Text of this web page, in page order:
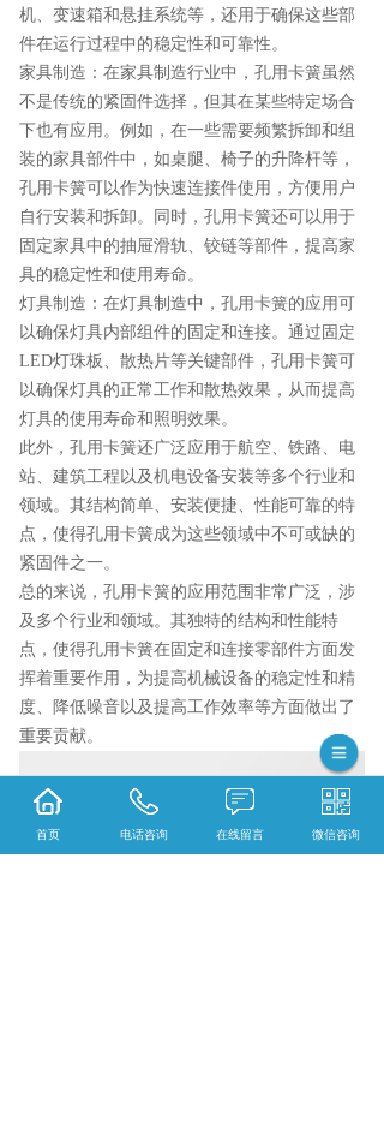
机、变速箱和悬挂系统等，还用于确保这些部
件在运行过程中的稳定性和可靠性。
家具制造：在家具制造行业中，孔用卡簧虽然
不是传统的紧固件选择，但其在某些特定场合
下也有应用。例如，在一些需要频繁拆卸和组
装的家具部件中，如桌腿、椅子的升降杆等，
孔用卡簧可以作为快速连接件使用，方便用户
自行安装和拆卸。同时，孔用卡簧还可以用于
固定家具中的抽屉滑轨、铰链等部件，提高家
具的稳定性和使用寿命。
灯具制造：在灯具制造中，孔用卡簧的应用可
以确保灯具内部组件的固定和连接。通过固定
LED灯珠板、散热片等关键部件，孔用卡簧可
以确保灯具的正常工作和散热效果，从而提高
灯具的使用寿命和照明效果。
此外，孔用卡簧还广泛应用于航空、铁路、电
站、建筑工程以及机电设备安装等多个行业和
领域。其结构简单、安装便捷、性能可靠的特
点，使得孔用卡簧成为这些领域中不可或缺的
紧固件之一。
总的来说，孔用卡簧的应用范围非常广泛，涉
及多个行业和领域。其独特的结构和性能特
点，使得孔用卡簧在固定和连接零部件方面发
挥着重要作用，为提高机械设备的稳定性和精
度、降低噪音以及提高工作效率等方面做出了
重要贡献。
首页 电话咨询 在线留言 微信咨询